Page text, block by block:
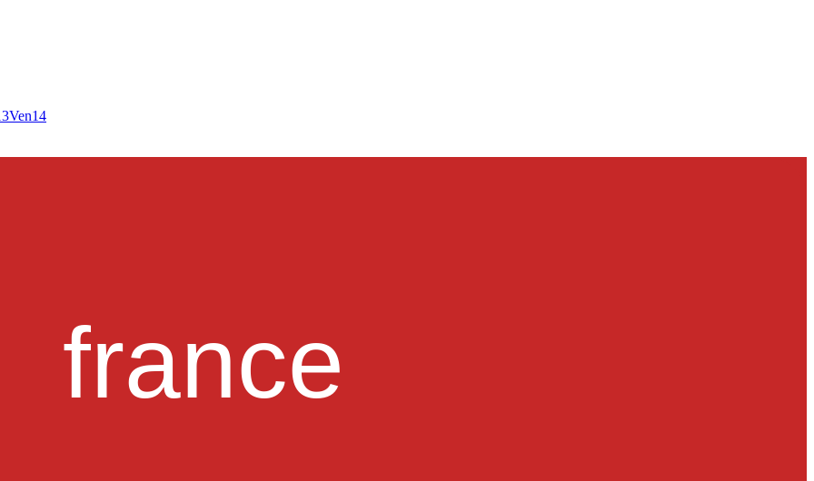
Ven14